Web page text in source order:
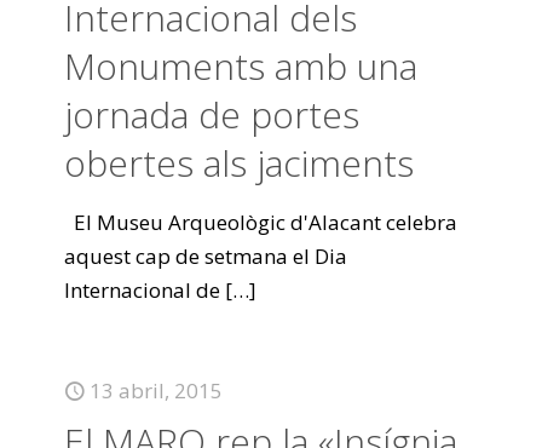
Internacional dels
Monuments amb una
jornada de portes
obertes als jaciments
El Museu Arqueològic d'Alacant celebra
aquest cap de setmana el Dia
Internacional de […]
13 abril, 2015